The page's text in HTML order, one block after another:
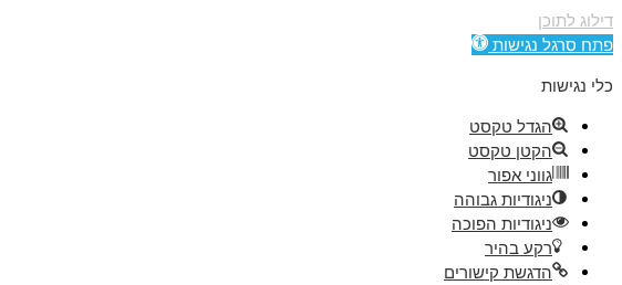
דילוג לתוכן
פתח סרגל נגישות
כלי נגישות
הגדל טקסט
הקטן טקסט
גווני אפור
ניגודיות גבוהה
ניגודיות הפוכה
רקע בהיר
הדגשת קישורים